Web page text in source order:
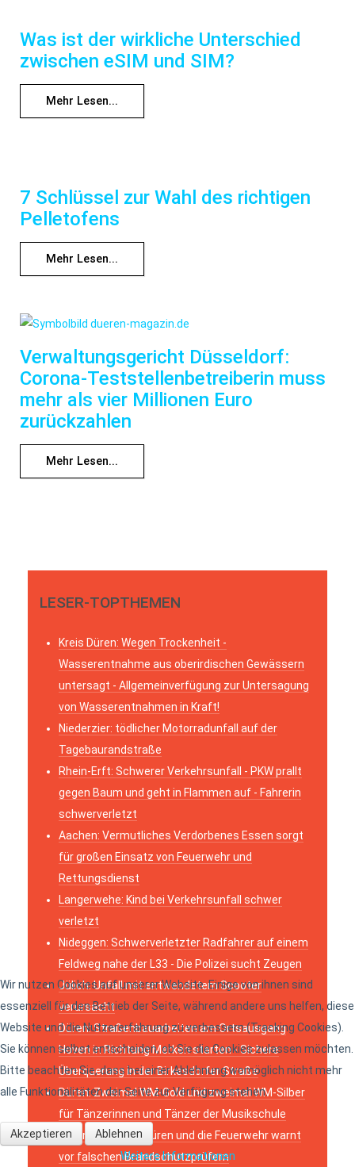
Was ist der wirkliche Unterschied
zwischen eSIM und SIM?
Mehr Lesen...
7 Schlüssel zur Wahl des richtigen
Pelletofens
Mehr Lesen...
Verwaltungsgericht Düsseldorf:
Corona-Teststellenbetreiberin muss
mehr als vier Millionen Euro
zurückzahlen
Mehr Lesen...
LESER-TOPTHEMEN
Kreis Düren: Wegen Trockenheit -
Wasserentnahme aus oberirdischen Gewässern
untersagt - Allgemeinverfügung zur Untersagung
von Wasserentnahmen in Kraft!
Niederzier: tödlicher Motorradunfall auf der
Tagebaurandstraße
Rhein-Erft: Schwerer Verkehrsunfall - PKW prallt
gegen Baum und geht in Flammen auf - Fahrerin
schwerverletzt
Aachen: Vermutliches Verdorbenes Essen sorgt
für großen Einsatz von Feuerwehr und
Rettungsdienst
Langerwehe: Kind bei Verkehrsunfall schwer
verletzt
Nideggen: Schwerverletzter Radfahrer auf einem
Feldweg nahe der L33 - Die Polizei sucht Zeugen
Jülich: Unfall mit entwendetem Scooter
verursacht
Düren: Straßenbauarbeiten am Ortsausgang
Hoven in Richtung Merken starten - Sichere
Überquerung in der Birkesdorfer Straße
Düren: Zweimal WM-Gold und zweimal WM-Silber
für Tänzerinnen und Tänzer der Musikschule
Düren: Die Stadt Düren und die Feuerwehr warnt
vor falschen Brandschutzprüfern
Wir nutzen Cookies auf unserer Website. Einige von ihnen sind
essenziell für den Betrieb der Seite, während andere uns helfen, diese
Website und die Nutzererfahrung zu verbessern (Tracking Cookies).
Sie können selbst entscheiden, ob Sie die Cookies zulassen möchten.
Bitte beachten Sie, dass bei einer Ablehnung womöglich nicht mehr
alle Funktionalitäten der Seite zur Verfügung stehen.
Akzeptieren
Ablehnen
Weitere Informationen